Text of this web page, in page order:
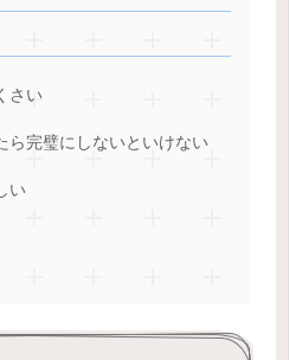
さい
ら完璧にしないといけない
い